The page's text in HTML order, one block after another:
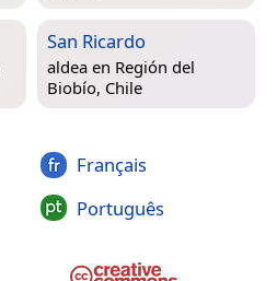
San Ricardo
aldea en Región del
Biobío, Chile
Français
Português